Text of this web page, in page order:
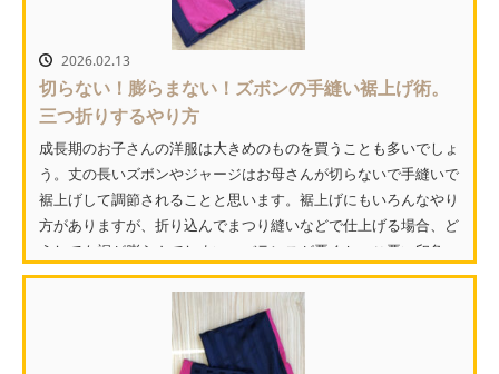
2026.02.13
切らない！膨らまない！ズボンの手縫い裾上げ術。
三つ折りするやり方
成長期のお子さんの洋服は大きめのものを買うことも多いでしょ
う。丈の長いズボンやジャージはお母さんが切らないで手縫いで
裾上げして調節されることと思います。裾上げにもいろんなやり
方がありますが、折り込んでまつり縫いなどで仕上げる場合、ど
うしても裾が膨らんでしまい、バランスが悪くかっこ悪い印象
に...